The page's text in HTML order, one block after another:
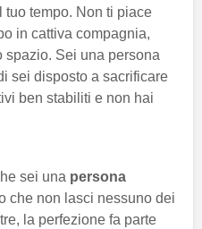
tuo tempo. Non ti piace
in cattiva compagnia,
spazio. Sei una persona
sei disposto a sacrificare
ben stabiliti e non hai
sei una persona
che non lasci nessuno dei
la perfezione fa parte